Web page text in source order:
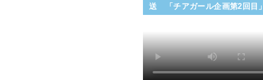
送 「チアガール企画第2回目」